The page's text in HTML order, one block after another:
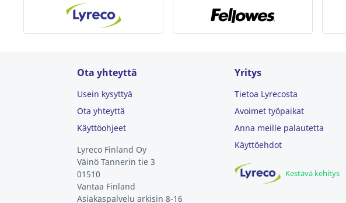
Ota yhteyttä
Usein kysyttyä
Ota yhteyttä
Käyttöohjeet
Lyreco Finland Oy
Väinö Tannerin tie 3
01510
Vantaa Finland
Asiakaspalvelu arkisin 8-16
Yritys
Tietoa Lyrecosta
Avoimet työpaikat
Anna meille palautetta
Käyttöehdot
Kestävä kehitys